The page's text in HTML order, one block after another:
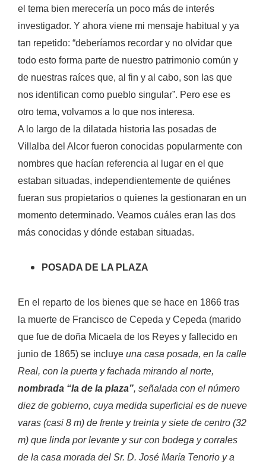
el tema bien merecería un poco más de interés
investigador. Y ahora viene mi mensaje habitual y ya
tan repetido: “deberíamos recordar y no olvidar que
todo esto forma parte de nuestro patrimonio común y
de nuestras raíces que, al fin y al cabo, son las que
nos identifican como pueblo singular”. Pero ese es
otro tema, volvamos a lo que nos interesa.
A lo largo de la dilatada historia las posadas de
Villalba del Alcor fueron conocidas popularmente con
nombres que hacían referencia al lugar en el que
estaban situadas, independientemente de quiénes
fueran sus propietarios o quienes la gestionaran en un
momento determinado. Veamos cuáles eran las dos
más conocidas y dónde estaban situadas.
POSADA DE LA PLAZA
En el reparto de los bienes que se hace en 1866 tras
la muerte de Francisco de Cepeda y Cepeda (marido
que fue de doña Micaela de los Reyes y fallecido en
junio de 1865) se incluye una casa posada, en la calle
Real, con la puerta y fachada mirando al norte,
nombrada “la de la plaza”, señalada con el número
diez de gobierno, cuya medida superficial es de nueve
varas (casi 8 m) de frente y treinta y siete de centro (32
m) que linda por levante y sur con bodega y corrales
de la casa morada del Sr. D. José María Tenorio y a